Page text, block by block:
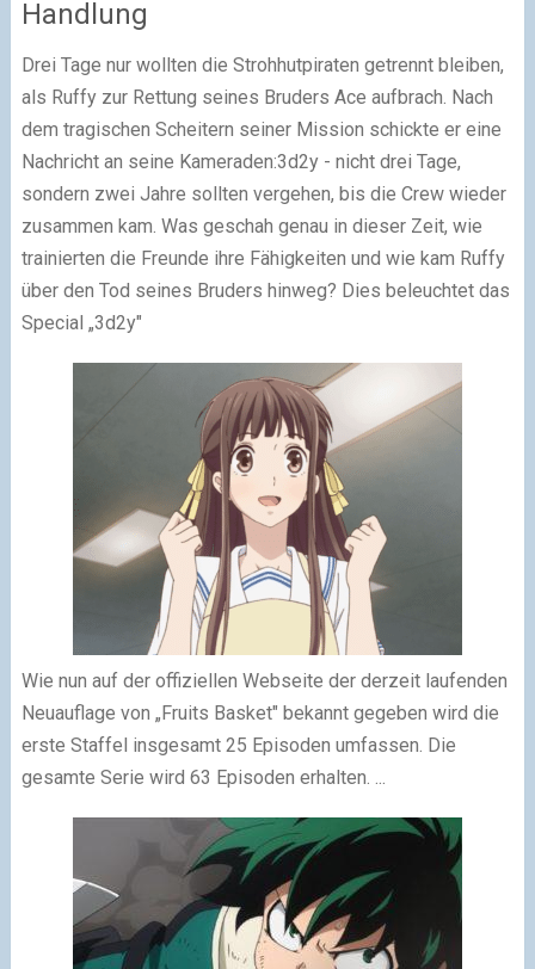
Handlung
Drei Tage nur wollten die Strohhutpiraten getrennt bleiben,
als Ruffy zur Rettung seines Bruders Ace aufbrach. Nach
dem tragischen Scheitern seiner Mission schickte er eine
Nachricht an seine Kameraden:3d2y - nicht drei Tage,
sondern zwei Jahre sollten vergehen, bis die Crew wieder
zusammen kam. Was geschah genau in dieser Zeit, wie
trainierten die Freunde ihre Fähigkeiten und wie kam Ruffy
über den Tod seines Bruders hinweg? Dies beleuchtet das
Special „3d2y"
Wie nun auf der offiziellen Webseite der derzeit laufenden
Neuauflage von „Fruits Basket" bekannt gegeben wird die
erste Staffel insgesamt 25 Episoden umfassen. Die
gesamte Serie wird 63 Episoden erhalten. ...